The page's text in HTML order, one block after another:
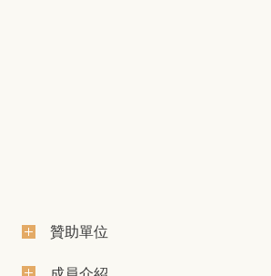
贊助單位